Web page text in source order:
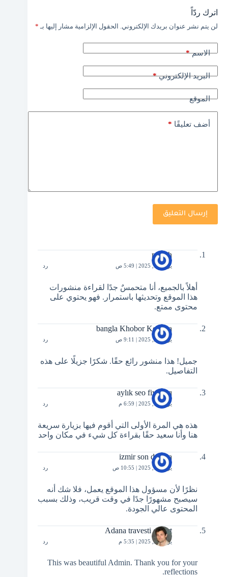
اترك ردّاً
لن يتم نشر عنوان بريدك الإلكتروني. الحقول الإلزامية مشار إليها بـ *
الاسم*
البريد الإلكتروني*
الموقع
أضف تعليقًا *
إرسال التعليق
renjith
يونيو 12, 2025 | 5:49 ص رد
أهلاً بالجميع، أنا متحمسٌ جدًا لقراءة منشورات
هذا الموقع وتحديثها باستمرار. فهو يحتوي على
محتوى ممتع.
bangla Khobor Kolkata
يونيو 21, 2025 | 9:11 ص رد
جميل! هذا منشور رائع حقًا. شكرًا جزيلًا على هذه
التفاصيل.
aylık seo fiyatları
يوليو 13, 2025 | 6:59 م رد
هذه هي المرة الأولى التي أقوم فيها بزيارة سريعة
هنا وأنا سعيد حقًا بقراءة كل شيء في مكان واحد
izmir son dakika
يوليو 14, 2025 | 10:55 ص رد
نظرًا لأن مسؤول هذا الموقع يعمل، فلا شك أنه
سيصبح مشهورًا جدًا في وقت قريب، وذلك بسبب
المحتوى عالي الجودة.
Adana travesti escort
يوليو 22, 2025 | 5:35 م رد
This was beautiful Admin. Thank you for your
reflections.